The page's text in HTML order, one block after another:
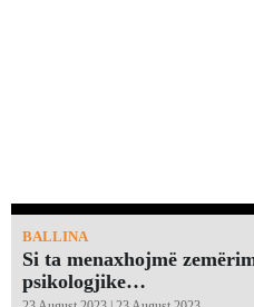
BALLINA
Si ta menaxhojmë
psikologjike…